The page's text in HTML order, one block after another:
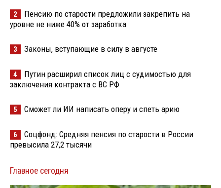
2
Пенсию по старости предложили закрепить на
уровне не ниже 40% от заработка
3 Законы, вступающие в силу в августе
4
Путин расширил список лиц с судимостью для
заключения контракта с ВС РФ
5 Сможет ли ИИ написать оперу и спеть арию
6
Соцфонд: Средняя пенсия по старости в России
превысила 27,2 тысячи
Главное сегодня